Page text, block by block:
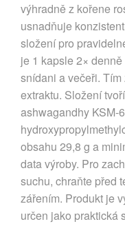
výhradně z kořene
usnadňuje
složení pro
je 1 kapsle 2×
snídani a večeři.
extraktu. Složení
ashwagandhy KSM-
obsahu 29,8 g a
data výroby. Pro
suchu, chraňte před
zářením. Produkt je
určen jako praktická